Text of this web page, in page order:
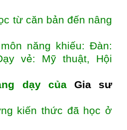
từ căn bản đến nâng
năng khiếu: Đàn:
vẻ: Mỹ thuật, Hội
dạy của Gia sư
kiến thức đã học ở